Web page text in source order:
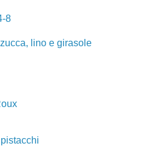
8
lino e girasole